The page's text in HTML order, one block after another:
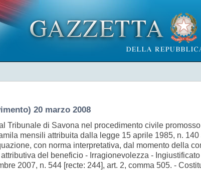
20 marzo 2008
Tribunale di Savona nel procedimento civile
mensili attribuita dalla legge 15 aprile 1985, n.
con norma interpretativa, dal momento della
del beneficio - Irragionevolezza -
2007, n. 544 [recte: 244], art. 2, comma 505. -